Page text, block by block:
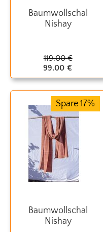
Baumwollschal
Nishay
119.00 €
99.00 €
Spare 17%
Baumwollschal
Nishay